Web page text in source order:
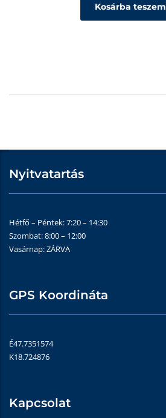
Kosárba teszem
Nyitvatartás
Hétfő – Péntek: 7:20 – 14:30
Szombat: 8:00 – 12:00
Vasárnap: ZÁRVA
GPS Koordináta
É47.7351574
K18.724876
Kapcsolat